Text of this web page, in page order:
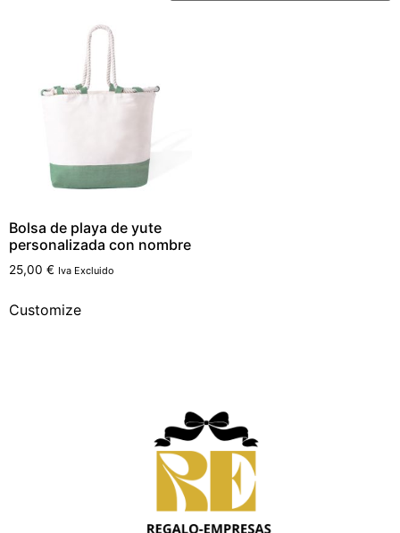
Bolsa de playa de yute
personalizada con nombre
25,00 € Iva Excluido
Customize